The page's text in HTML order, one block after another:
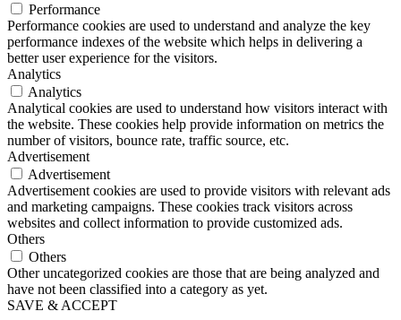
Performance
Performance cookies are used to understand and analyze the key
performance indexes of the website which helps in delivering a
better user experience for the visitors.
Analytics
Analytics
Analytical cookies are used to understand how visitors interact with
the website. These cookies help provide information on metrics the
number of visitors, bounce rate, traffic source, etc.
Advertisement
Advertisement
Advertisement cookies are used to provide visitors with relevant ads
and marketing campaigns. These cookies track visitors across
websites and collect information to provide customized ads.
Others
Others
Other uncategorized cookies are those that are being analyzed and
have not been classified into a category as yet.
SAVE & ACCEPT